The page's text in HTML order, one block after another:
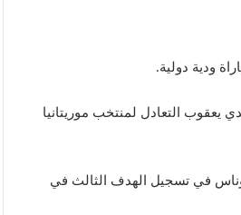
أن يدرك سيدي يعقوب التعادل لمنتخب موريتانيا
في الدقيقة 59، قبل أن ينجح آدم وناس في تسجيل الهدف الثالث في